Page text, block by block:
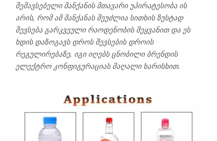
შემავსებელი მანქანის მთავარი უპირატესობა ის
არის, რომ ამ მანქანას შეუძლია სითხის ზუსტად
შევსება გარკვეული რაოდენობის შეყვანით და ეს
ხდის დაზოგავს დროს შევსების დროის
რეგულირებაზე. იგი იღებს ცნობილი ბრენდის
ელექტრო კონფიგურაციას მაღალი ხარისხით.